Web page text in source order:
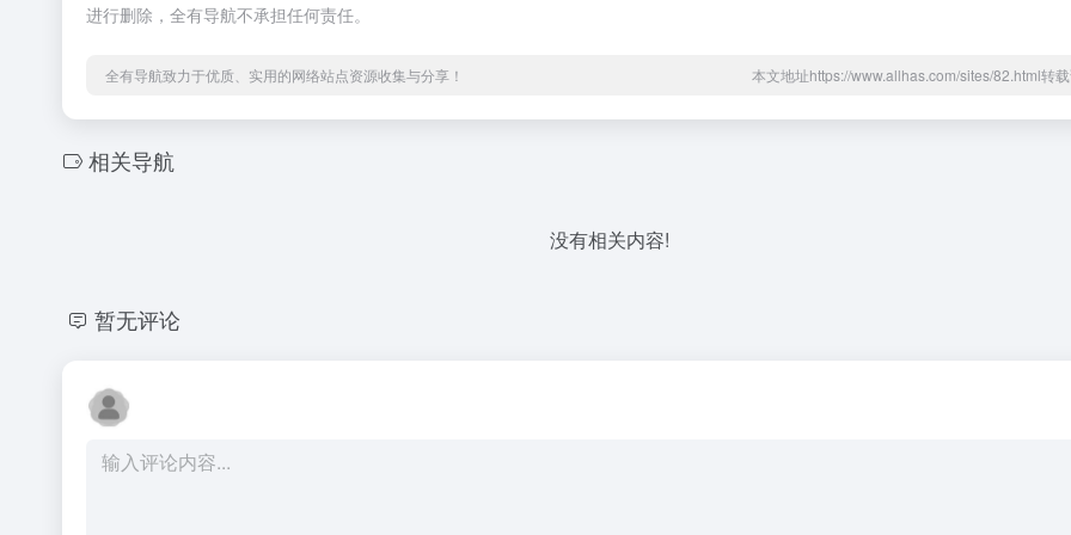
进行删除，全有导航不承担任何责任。
全有导航致力于优质、实用的网络站点资源收集与分享！ 本文地址https://www.allhas.com/sites/82.html转
相关导航
没有相关内容!
暂无评论